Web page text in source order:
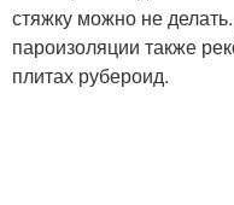
стяжку можно не
пароизоляции также
плитах рубероид.